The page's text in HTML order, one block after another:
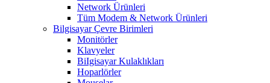
Network Ürünleri
Tüm Modem & Network Ürünleri
Bilgisayar Çevre Birimleri
Monitörler
Klavyeler
BiIgisayar Kulaklıkları
Hoparlörler